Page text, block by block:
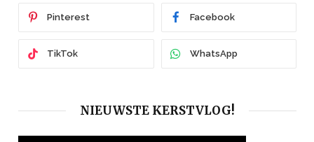
Pinterest Facebook
TikTok WhatsApp
NIEUWSTE KERSTVLOG!